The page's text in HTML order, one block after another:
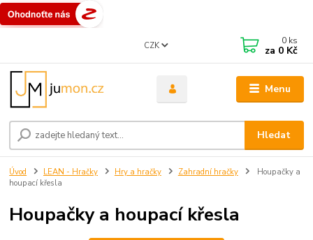
Menu
CZK
Hledat
0 ks
za 0 Kč
Úvod LEAN - Hračky Hry a hračky Zahradní hračky
Houpačky a
houpací křesla
Houpačky a houpací křesla